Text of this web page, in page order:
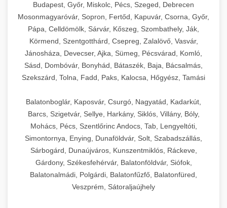
Budapest, Győr, Miskolc, Pécs, Szeged, Debrecen
Mosonmagyaróvár, Sopron, Fertőd, Kapuvár, Csorna, Győr,
Pápa, Celldömölk, Sárvár, Kőszeg, Szombathely, Ják,
Körmend, Szentgotthárd, Csepreg, Zalalövő, Vasvár,
Jánosháza, Devecser, Ajka, Sümeg, Pécsvárad, Komló,
Sásd, Dombóvár, Bonyhád, Bátaszék, Baja, Bácsalmás,
Szekszárd, Tolna, Fadd, Paks, Kalocsa, Hőgyész, Tamási
Balatonboglár, Kaposvár, Csurgó, Nagyatád, Kadarkút,
Barcs, Szigetvár, Sellye, Harkány, Siklós, Villány, Bóly,
Mohács, Pécs, Szentlőrinc Andocs, Tab, Lengyeltóti,
Simontornya, Enying, Dunaföldvár, Solt, Szabadszállás,
Sárbogárd, Dunaújváros, Kunszentmiklós, Ráckeve,
Gárdony, Székesfehérvár, Balatonföldvár, Siófok,
Balatonalmádi, Polgárdi, Balatonfűzfő, Balatonfüred,
Veszprém, Sátoraljaújhely